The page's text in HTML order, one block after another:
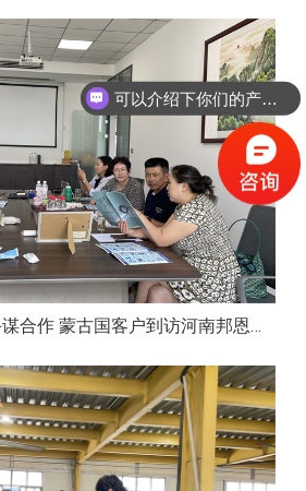
河南邦恩 | 跨国携手谋合作 蒙古国客户到访河南邦恩实地考察洽谈
可以介绍下你们的产品么？